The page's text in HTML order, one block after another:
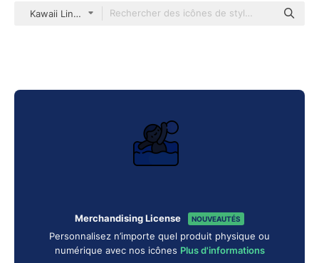
Kawaii Lineal color
Merchandising License NOUVEAUTÉS
Personnalisez n’importe quel produit physique ou
numérique avec nos icônes Plus d'informations